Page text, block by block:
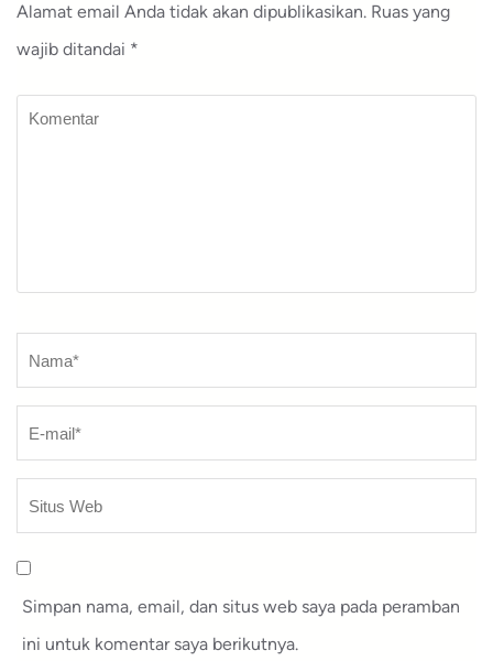
Alamat email Anda tidak akan dipublikasikan. Ruas yang
wajib ditandai *
Komentar
Nama
Simpan nama, email, dan situs web saya pada peramban
ini untuk komentar saya berikutnya.